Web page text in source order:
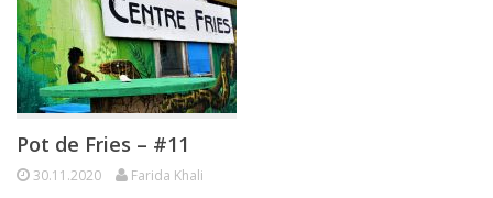
Pot de Fries – #11
30.11.2020 Farida Khali